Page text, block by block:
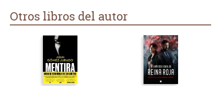
Otros libros del autor